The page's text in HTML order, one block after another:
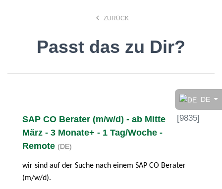
DE
Finde den Job, der Dir
search
keyboard_arrow_left ZURÜCK
Passt das zu Dir?
SAP CO Berater (m/w/d) - ab Mitte
März - 3 Monate+ - 1 Tag/Woche -
Remote (DE)
[9835]
wir sind auf der Suche nach einem SAP CO Berater
(m/w/d).